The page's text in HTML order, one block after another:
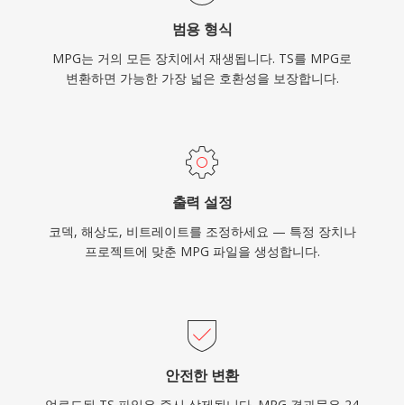
가 추가 코덱 설치 없이 이러한 파일을 디코딩할
수 있습니다. MPG는 아카이브된 비디오 콘텐츠,
보안 녹화, 레거시 디지털 비디오 워크플로우에서
여전히 발견됩니다.
범용 형식
MPG는 거의 모든 장치에서 재생됩니다. TS를 MPG로
변환하면 가능한 가장 넓은 호환성을 보장합니다.
출력 설정
코덱, 해상도, 비트레이트를 조정하세요 — 특정 장치나
프로젝트에 맞춘 MPG 파일을 생성합니다.
안전한 변환